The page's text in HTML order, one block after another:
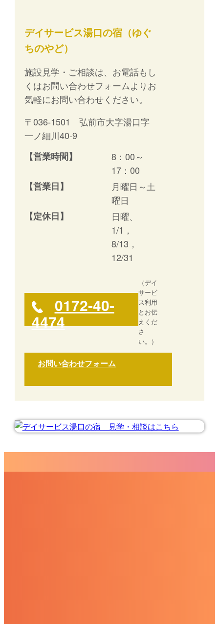
デイサービス湯口の宿（ゆぐ
ちのやど）
施設見学・ご相談は、お電話もし
くはお問い合わせフォームよりお
気軽にお問い合わせください。
〒036-1501 弘前市大字湯口字
一ノ細川40-9
【営業時間】
8：00～
17：00
【営業日】
月曜日～土
曜日
【定休日】
日曜、
1/1，
8/13，
12/31
0172-40-
4474
（デイ
サービ
ス利用
とお伝
えくだ
さ
い。）
お問い合わせフォーム